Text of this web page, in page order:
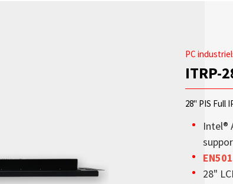
Les écrans
haute
Empower
Sunlight
since the
Access
needs
Check out
Corporate
PC
ITRP-
28" PIS Full
Intel®
28"